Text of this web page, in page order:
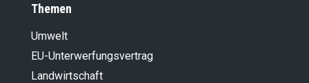
Themen
Umwelt
EU-Unterwerfungsvertrag
Landwirt­schaft